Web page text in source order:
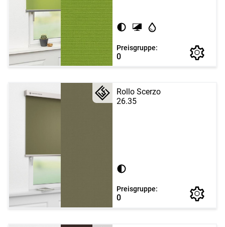
Preisgruppe:
0
Rollo Scerzo
26.35
Preisgruppe:
0